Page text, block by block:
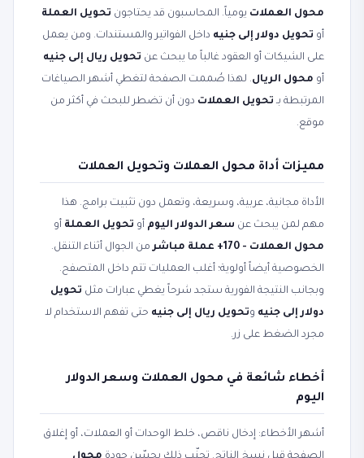
محول العملات يومياً. المحاسبون قد يحتاجون تحويل العملة
أو تحويل دولار إلى جنيه داخل الفواتير والمستندات. ومن يعمل
على الشيكات أو العقود غالباً ما يبحث عن تحويل ريال إلى جنيه
أو محول الريال. لهذا صُممت الصفحة لتغطي أشهر الصياغات
المرتبطة بـ تحويل العملات دون أن تضطر للبحث في أكثر من
موقع.
مميزات أداة محول العملات وتحويل العملات
الأداة مجانية، عربية، وسريعة، وتعمل دون تثبيت برامج. هذا
مهم لمن يبحث عن سعر الدولار اليوم أو تحويل العملة أو
محول العملات - 170+ عملة مباشر
من الجوال أثناء التنقل.
الخصوصية أيضاً أولوية؛ أغلب العمليات تتم داخل المتصفح.
وبجانب النتيجة الفورية ستجد شرحاً يغطي عبارات مثل تحويل
دولار إلى جنيه وتحويل ريال إلى جنيه حتى تفهم الاستخدام لا
مجرد الضغط على زر.
أخطاء شائعة في محول العملات وسعر الدولار
اليوم
أشهر الأخطاء: إدخال ناقص، خلط الوحدات أو العملات، أو إغلاق